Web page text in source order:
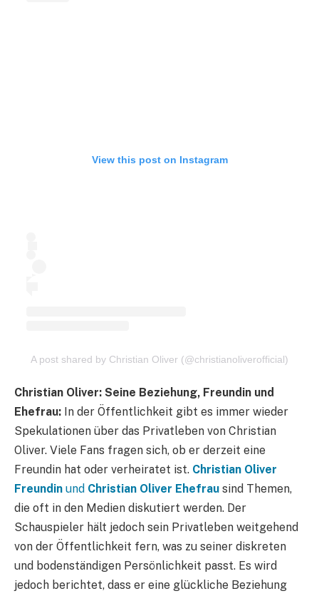
View this post on Instagram
A post shared by Christian Oliver (@christianoliverofficial)
Christian Oliver: Seine Beziehung, Freundin und
Ehefrau: In der Öffentlichkeit gibt es immer wieder
Spekulationen über das Privatleben von Christian
Oliver. Viele Fans fragen sich, ob er derzeit eine
Freundin hat oder verheiratet ist. Christian Oliver
Freundin und Christian Oliver Ehefrau sind Themen,
die oft in den Medien diskutiert werden. Der
Schauspieler hält jedoch sein Privatleben weitgehend
von der Öffentlichkeit fern, was zu seiner diskreten
und bodenständigen Persönlichkeit passt. Es wird
jedoch berichtet, dass er eine glückliche Beziehung